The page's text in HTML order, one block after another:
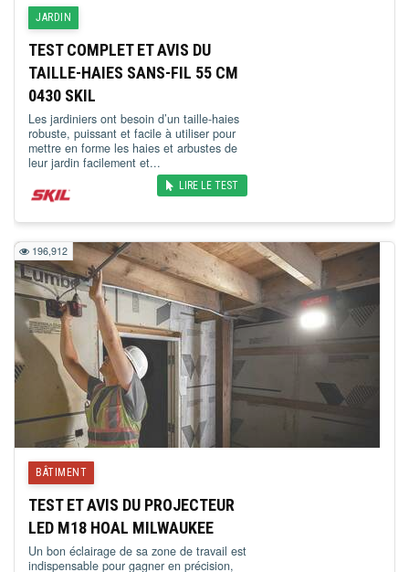
JARDIN
TEST COMPLET ET AVIS DU
TAILLE-HAIES SANS-FIL 55 CM
0430 SKIL
Les jardiniers ont besoin d’un taille-haies
robuste, puissant et facile à utiliser pour
mettre en forme les haies et arbustes de
leur jardin facilement et...
LIRE LE TEST
196,912
BÂTIMENT
TEST ET AVIS DU PROJECTEUR
LED M18 HOAL MILWAUKEE
Un bon éclairage de sa zone de travail est
indispensable pour gagner en précision,